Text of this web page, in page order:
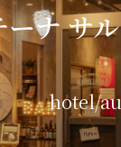
ナ サ
hotel/